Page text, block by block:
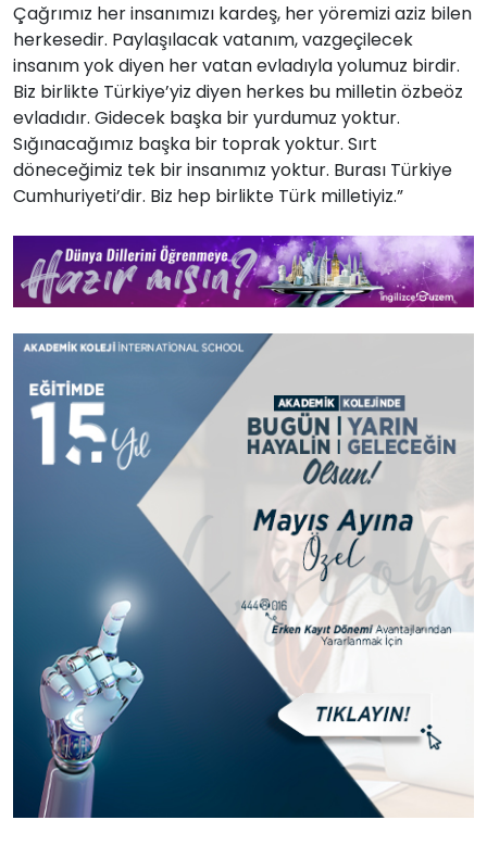
Çağrımız her insanımızı kardeş, her yöremizi aziz bilen
herkesedir. Paylaşılacak vatanım, vazgeçilecek
insanım yok diyen her vatan evladıyla yolumuz birdir.
Biz birlikte Türkiye’yiz diyen herkes bu milletin özbeöz
evladıdır. Gidecek başka bir yurdumuz yoktur.
Sığınacağımız başka bir toprak yoktur. Sırt
döneceğimiz tek bir insanımız yoktur. Burası Türkiye
Cumhuriyeti’dir. Biz hep birlikte Türk milletiyiz.”